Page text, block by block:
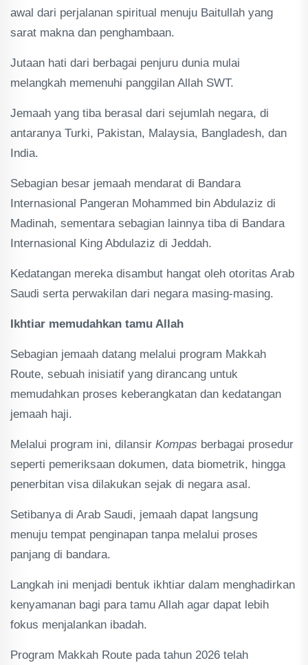
awal dari perjalanan spiritual menuju Baitullah yang
sarat makna dan penghambaan.
Jutaan hati dari berbagai penjuru dunia mulai
melangkah memenuhi panggilan Allah SWT.
Jemaah yang tiba berasal dari sejumlah negara, di
antaranya Turki, Pakistan, Malaysia, Bangladesh, dan
India.
Sebagian besar jemaah mendarat di Bandara
Internasional Pangeran Mohammed bin Abdulaziz di
Madinah, sementara sebagian lainnya tiba di Bandara
Internasional King Abdulaziz di Jeddah.
Kedatangan mereka disambut hangat oleh otoritas Arab
Saudi serta perwakilan dari negara masing-masing.
Ikhtiar memudahkan tamu Allah
Sebagian jemaah datang melalui program Makkah
Route, sebuah inisiatif yang dirancang untuk
memudahkan proses keberangkatan dan kedatangan
jemaah haji.
Melalui program ini, dilansir Kompas berbagai prosedur
seperti pemeriksaan dokumen, data biometrik, hingga
penerbitan visa dilakukan sejak di negara asal.
Setibanya di Arab Saudi, jemaah dapat langsung
menuju tempat penginapan tanpa melalui proses
panjang di bandara.
Langkah ini menjadi bentuk ikhtiar dalam menghadirkan
kenyamanan bagi para tamu Allah agar dapat lebih
fokus menjalankan ibadah.
Program Makkah Route pada tahun 2026 telah